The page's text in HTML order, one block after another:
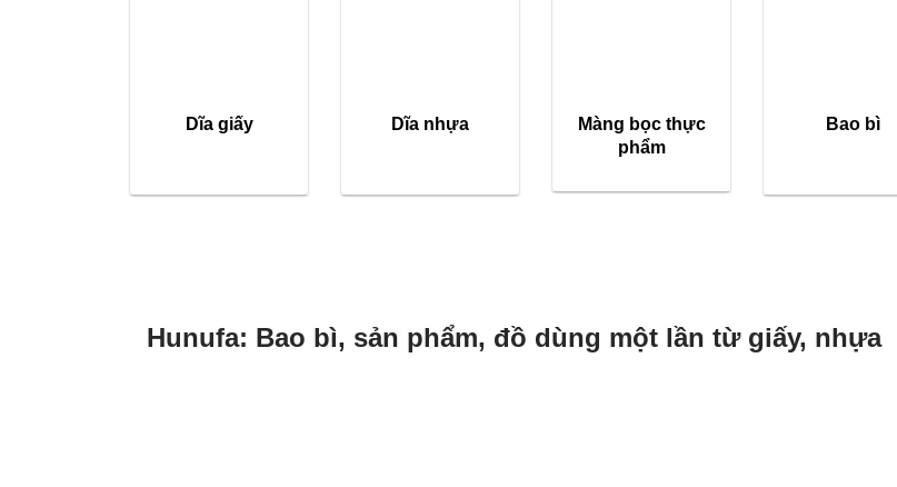
Dĩa giấy Dĩa nhựa
Màng bọc thực
phẩm
Bao bì
Hunufa: Bao bì, sản phẩm, đồ dùng một lần từ giấy, nhựa